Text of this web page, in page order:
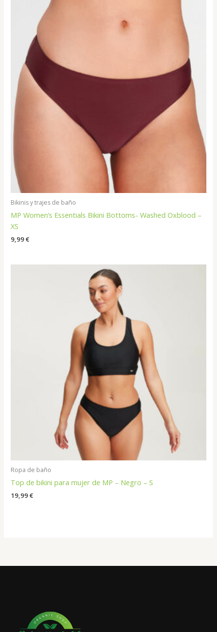
Bikinis y trajes de baño
MP Women’s Essentials Bikini Bottoms- Washed Oxblood –
XS
9,99€
Ropa de baño
Top de bikini para mujer de MP – Negro – S
19,99€